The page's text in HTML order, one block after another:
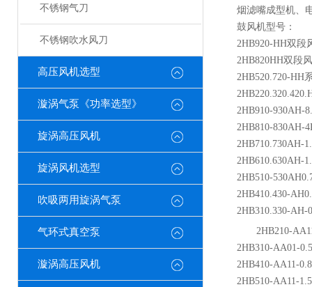
不锈钢气刀
不锈钢吹水风刀
高压风机选型
漩涡气泵《功率选型》
旋涡高压风机
旋涡风机选型
吹吸两用旋涡气泵
气环式真空泵
漩涡高压风机
烟滤嘴成型机、
鼓风机型号：
2HB920-HH双段
2HB820HH双段
2HB520.720-HH
2HB910-930AH-
2HB810-830AH-
2HB710.730AH-
2HB610.630AH-
2HB510-
2HB410.430-
2HB310.330-AH-
2HB210-
2HB310-AA01-
2HB410-AA11-
2HB510-AA11-